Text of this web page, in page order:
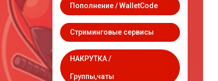
Пополнение / WalletCode
Стриминговые сервисы
НАКРУТКА /
Группы,чаты